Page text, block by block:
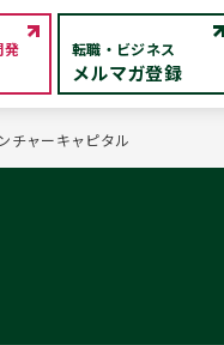
発 転職・ビジネス
メルマガ登録
チャーキャピタル